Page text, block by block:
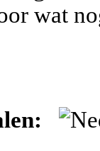
wat